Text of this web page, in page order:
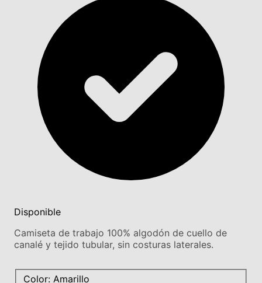
Disponible
Camiseta de trabajo 100% algodón de cuello de
canalé y tejido tubular, sin costuras laterales.
Color: Amarillo